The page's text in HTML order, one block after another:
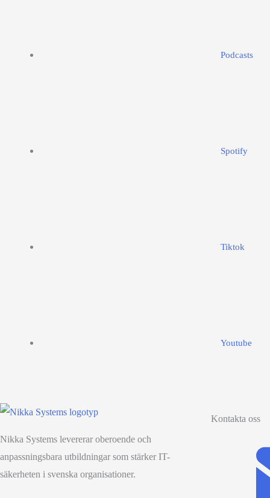
Podcasts
Spotify
Tiktok
Youtube
Nikka Systems levererar oberoende och
anpassningsbara utbildningar som stärker IT-
säkerheten i svenska organisationer.
Kontakta oss